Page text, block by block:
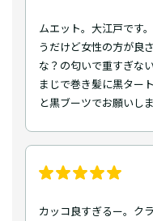
ムエット。大江戸です
うだけど女性の方が良
な？の匂いで重すぎな
まじで巻き髪に黒ター
と黒ブーツでお願いし
カッコ良すぎるー。ク